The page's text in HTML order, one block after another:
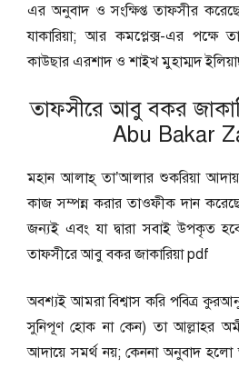
এর অনুবাদ ও সংক্ষিপ্ত তাফসীর
যাকারিয়া; আর কমপ্লেক্স-এর পক্ষে
কাউছার এরশাদ ও শাইখ মুহাম্মদ
তাফসীরে আবু বকর
Abu Bakar
মহান আলাহ্ তা’আলার শুকরিয়া
কাজ সম্পন্ন করার তাওফীক দান
জন্যই এবং যা দ্বারা সবাই উপকৃত
তাফসীরে আবু বকর জাকারিয়া pdf
অবশ্যই আমরা বিশ্বাস করি পবিত্র
সুনিপূণ হোক না কেন) তা আল্লাহর
আদায়ে সমর্থ নয়; কেননা অনুবাদ হলো